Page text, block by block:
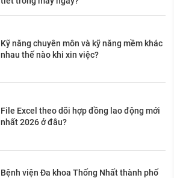
Kỹ năng chuyên môn và kỹ năng mềm khác
nhau thế nào khi xin việc?
File Excel theo dõi hợp đồng lao động mới
nhất 2026 ở đâu?
Bệnh viện Đa khoa Thống Nhất thành phố